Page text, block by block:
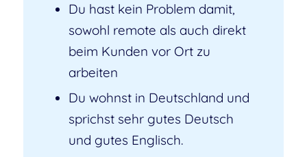
Du hast kein Problem damit,
sowohl remote als auch direkt
beim Kunden vor Ort zu
arbeiten
Du wohnst in Deutschland und
sprichst sehr gutes Deutsch
und gutes Englisch.